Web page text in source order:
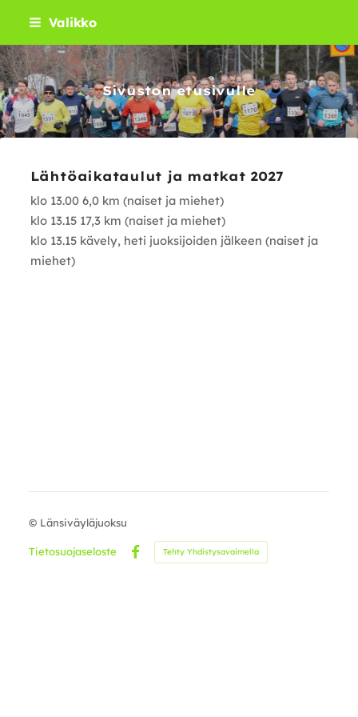
Siirry
sisältöön
Valikko
Sivuston etusivulle
Lähtöaikataulut ja matkat 2027
klo 13.00 6,0 km (naiset ja miehet)
klo 13.15 17,3 km (naiset ja miehet)
klo 13.15 kävely, heti juoksijoiden jälkeen (naiset ja
miehet)
© Länsiväyläjuoksu
Tietosuojaseloste
Facebook
Tehty Yhdistysavaimella